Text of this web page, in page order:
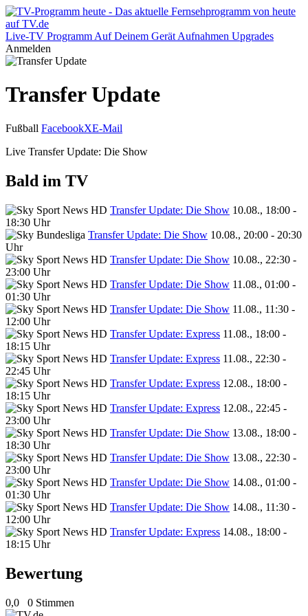
Live-TV Programm Auf Deinem Gerät Aufnahmen Upgrades
Anmelden
Transfer Update
Fußball FacebookXE-Mail
Live Transfer Update: Die Show
Bald im TV
Transfer Update: Die Show 10.08., 18:00 -
18:30 Uhr
Transfer Update: Die Show 10.08., 20:00 - 20:30
Uhr
Transfer Update: Die Show 10.08., 22:30 -
23:00 Uhr
Transfer Update: Die Show 11.08., 01:00 -
01:30 Uhr
Transfer Update: Die Show 11.08., 11:30 -
12:00 Uhr
Transfer Update: Express 11.08., 18:00 -
18:15 Uhr
Transfer Update: Express 11.08., 22:30 -
22:45 Uhr
Transfer Update: Express 12.08., 18:00 -
18:15 Uhr
Transfer Update: Express 12.08., 22:45 -
23:00 Uhr
Transfer Update: Die Show 13.08., 18:00 -
18:30 Uhr
Transfer Update: Die Show 13.08., 22:30 -
23:00 Uhr
Transfer Update: Die Show 14.08., 01:00 -
01:30 Uhr
Transfer Update: Die Show 14.08., 11:30 -
12:00 Uhr
Transfer Update: Express 14.08., 18:00 -
18:15 Uhr
Bewertung
0,0 0 Stimmen